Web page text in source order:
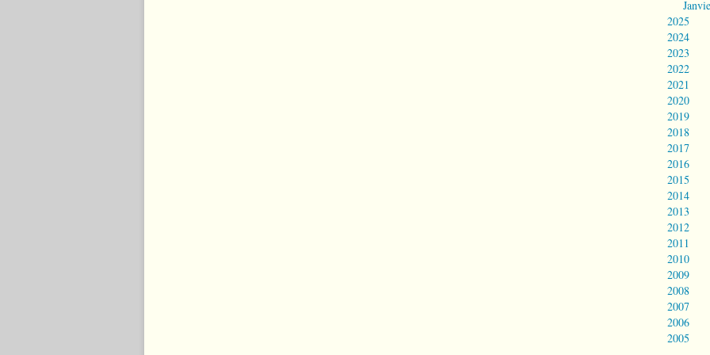
2025
2024
2023
2022
2021
2020
2019
2018
2017
2016
2015
2014
2013
2012
2011
2010
2009
2008
2007
2006
2005